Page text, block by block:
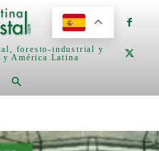
foresto-industrial y
y América Latina